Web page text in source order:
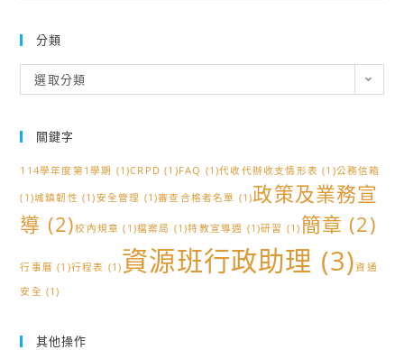
分類
類
選取分類
關鍵字
114學年度第1學期 (1)CRPD (1)FAQ (1)代收代辦收支情形表 (1)公務信箱
(1)城鎮韌性 (1)安全管理 (1)審查合格者名單 (1)政策及業務宣
導 (2)校內規章 (1)檔案局 (1)特教宣導週 (1)研習 (1) 簡章 (2)
行事曆 (1)行程表 (1)資源班行政助理 (3)資通
安全 (1)
其他操作